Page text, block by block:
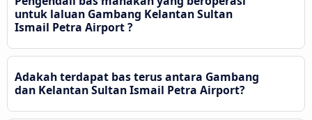
untuk laluan Gambang Kelantan Sultan
Ismail Petra Airport ?
Adakah terdapat bas terus antara Gambang
dan Kelantan Sultan Ismail Petra Airport?